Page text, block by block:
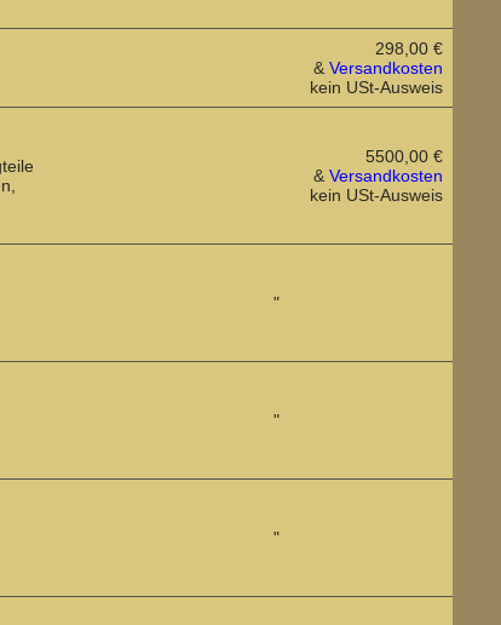
298,00 €
& Versandkosten
kein USt-Ausweis
5500,00 €
& Versandkosten
kein USt-Ausweis
"
"
"